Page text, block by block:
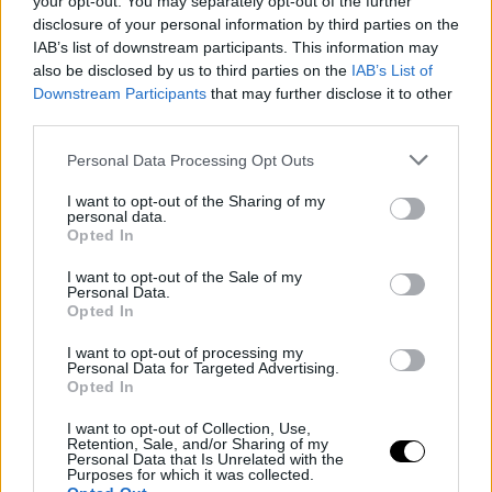
disclosure of your personal information by third parties on the
IAB’s list of downstream participants. This information may
also be disclosed by us to third parties on the IAB’s List of
Downstream Participants that may further disclose it to other
Personal Data Processing Opt Outs
I want to opt-out of the Sharing of my
personal data.
Opted In
I want to opt-out of the Sale of my
Personal Data.
Opted In
I want to opt-out of processing my
Personal Data for Targeted Advertising.
Opted In
I want to opt-out of Collection, Use,
Retention, Sale, and/or Sharing of my
Personal Data that Is Unrelated with the
Purposes for which it was collected.